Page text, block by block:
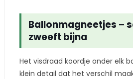
Ballonmagneetjes –
zweeft bijna
Het visdraad koordje onder elk
klein detail dat het verschil